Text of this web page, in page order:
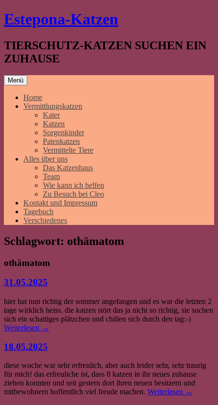
Springe
zum
Estepona-Katzen
TIERSCHUTZ-KATZEN SUCHEN EIN
ZUHAUSE
Menü
Home
Vermittlungskatzen
Kater
Katzen
Sorgenkinder
Patenkatzen
Vermittelte Tiere
Alles über uns
Das Katzenhaus
Team
Wie kann ich helfen
Zu Besuch bei Cleo
Kontakt und Impressum
Tagebuch
Verschiedenes
Schlagwort: othämatom
othämatom
31.05.2025
hier hat nun richtig der sommer angefangen und es war die letzten 2
tage wirklich heiss. die katzen stört das ja nicht so richtig, sie suchen
sich ein schattiges plätzchen und chillen sich durch den tag:-)
Weiterlesen →
18.05.2025
diese woche war sehr erfreulich, aber auch leider sehr, sehr traurig
für mich! das erfreuliche ist, dass 8 katzen in ihr neues zuhause
ziehen konnten und seit gestern dort ihren neuen besitzern und
mitbewohnern hoffentlich viel freude machen. Weiterlesen →